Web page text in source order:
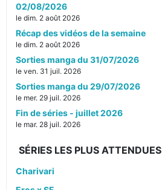
02/08/2026
le dim. 2 août 2026
Récap des vidéos de la semaine
le dim. 2 août 2026
Sorties manga du 31/07/2026
le ven. 31 juil. 2026
Sorties manga du 29/07/2026
le mer. 29 juil. 2026
Fin de séries - juillet 2026
le mar. 28 juil. 2026
SÉRIES LES PLUS ATTENDUES
Charivari